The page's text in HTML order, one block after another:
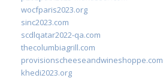
wocfparis2023.org
sinc2023.com
scdlqatar2022-qa.com
thecolumbiagrill.com
provisionscheeseandwineshoppe.com
khedi2023.org